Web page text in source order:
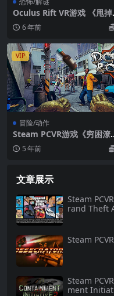
Oculus Rift VR游戏 《甩掉
蛛(ShakeShockSpider)》
6 年前
VIP
冒险/动作
Steam PCVR游戏《穷困潦
VR》Down and Out VR
5 年前
文章展示
Steam
rand Theft
Steam
Steam
ment